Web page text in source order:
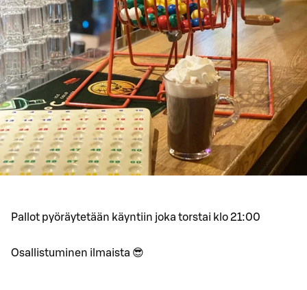
Pallot pyöräytetään käyntiin joka torstai klo 21:00
Osallistuminen ilmaista 😎